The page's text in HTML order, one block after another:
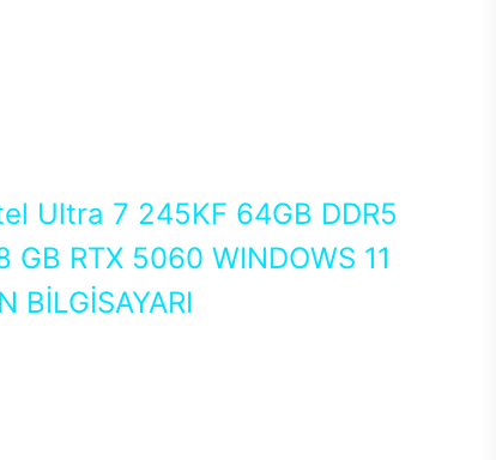
Ultra 7 245KF 64GB DDR5
GB RTX 5060 WINDOWS 11
BİLGİSAYARI